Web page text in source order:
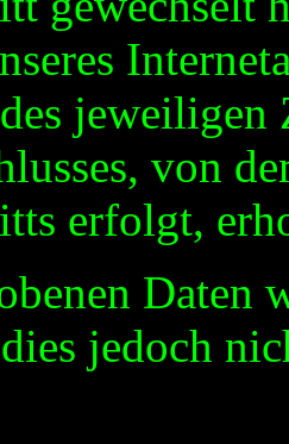
jeweiligen
von
erfolgt,
Daten
jedoch